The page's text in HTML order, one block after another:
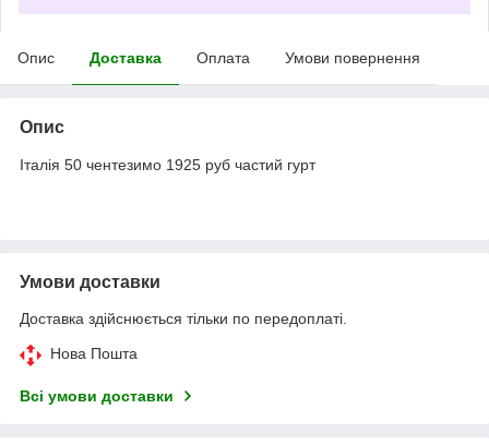
Опис Доставка Оплата Умови повернення
Опис
Італія 50 чентезимо 1925 руб частий гурт
Умови доставки
Доставка здійснюється тільки по передоплаті.
Нова Пошта
Всі умови доставки